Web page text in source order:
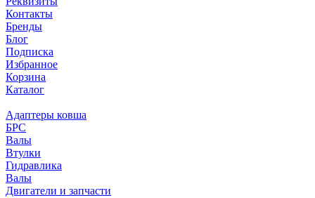
Контакты
Бренды
Блог
Подписка
Избранное
Корзина
Каталог
Адаптеры ковша
БРС
Валы
Втулки
Гидравлика
Валы
Двигатели и запчасти